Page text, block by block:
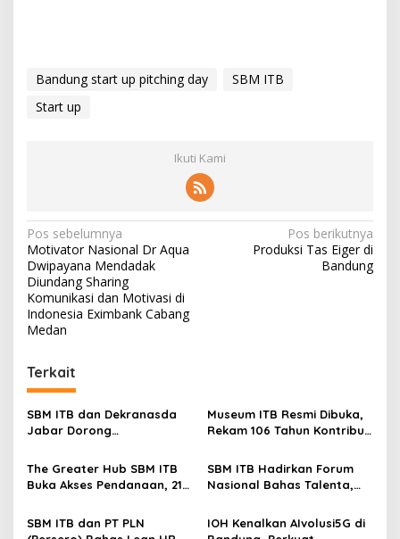
Bandung start up pitching day
SBM ITB
Start up
Ikuti Kami
N
a
v
i
g
a
s
i
p
o
s
Pos sebelumnya
Motivator Nasional Dr Aqua
Dwipayana Mendadak
Diundang Sharing
Komunikasi dan Motivasi di
Indonesia Eximbank Cabang
Medan
Pos berikutnya
Produksi Tas Eiger di
Bandung
Terkait
SBM ITB dan Dekranasda
Jabar Dorong
Museum ITB Resmi Dibuka,
Rekam 106 Tahun Kontribusi
The Greater Hub SBM ITB
Buka Akses Pendanaan, 21
Investor di BSPD 2026
SBM ITB Hadirkan Forum
Nasional Bahas Talenta,
Kerja
SBM ITB dan PT PLN
IOH Kenalkan AIvolusi5G di